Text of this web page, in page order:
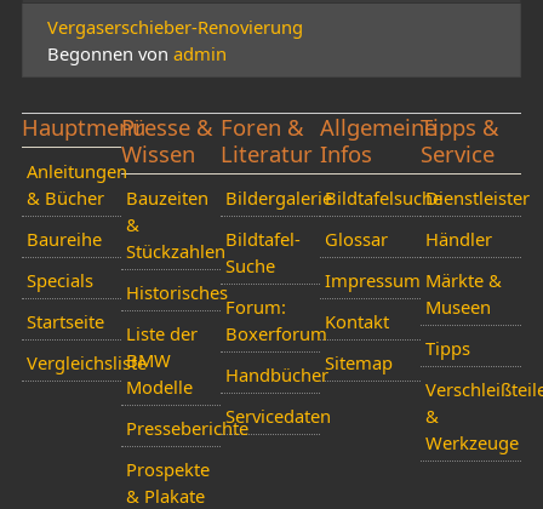
Vergaserschieber-Renovierung
Begonnen von admin
Hauptmenü
Anleitungen
& Bücher
Baureihe
Specials
Startseite
Vergleichsliste
Presse &
Wissen
Bauzeiten
&
Stückzahlen
Historisches
Liste der
BMW
Modelle
Presseberichte
Prospekte
& Plakate
Foren &
Literatur
Bildergalerie
Bildtafel-
Suche
Forum:
Boxerforum
Handbücher
Servicedaten
Allgemeine
Infos
Bildtafelsuche
Glossar
Impressum
Kontakt
Sitemap
Tipps &
Service
Dienstleister
Händler
Märkte &
Museen
Tipps
&
Werkzeuge